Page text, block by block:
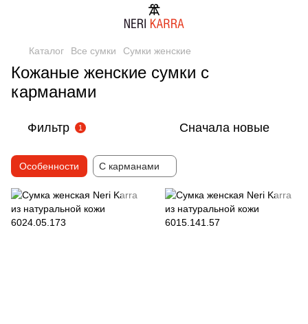
Каталог Все сумки Сумки женские
Кожаные женские сумки с
карманами
Фильтр 1 Сначала новые
Особенности С карманами